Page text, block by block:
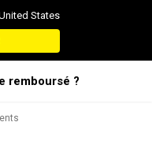
States
remboursé ?